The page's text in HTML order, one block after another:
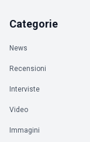
Categorie
News
Recensioni
Interviste
Video
Immagini